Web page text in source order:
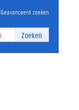
Geavanceerd zoeken
Zoeken